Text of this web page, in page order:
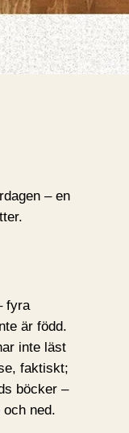
– en
fyra
är född.
inte läst
faktiskt;
böcker –
ned.